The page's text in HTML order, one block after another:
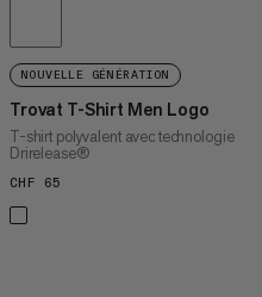
NOUVELLE GÉNÉRATION
Trovat T-Shirt Men Logo
T-shirt polyvalent avec technologie
Drirelease®
CHF 65